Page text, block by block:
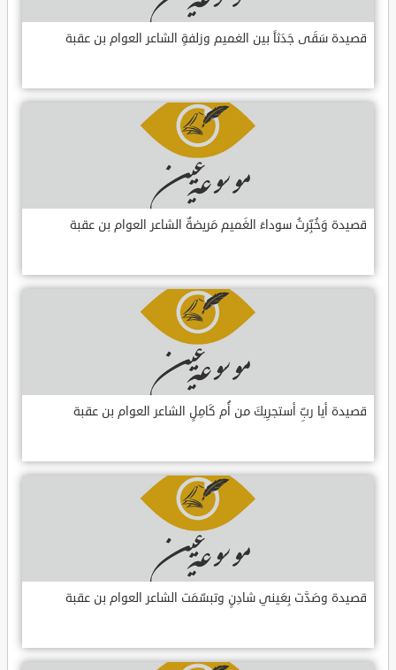
قصيدة سَقَى جَدَثاً بين الغميم وزلفةٍ الشاعر العوام بن عقبة
قصيدة وَخُبِّرتُ سوداءَ الغَميم مَريضةٌ الشاعر العوام بن عقبة
قصيدة أيا ربِّ أستجرِيكَ من أُم كَامِلٍ الشاعر العوام بن عقبة
قصيدة وصَدَّت بِعَيني شادِنٍ وتبسّمَت الشاعر العوام بن عقبة